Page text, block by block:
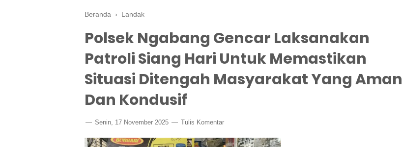
Beranda › Landak
Polsek Ngabang Gencar Laksanakan
Patroli Siang Hari Untuk Memastikan
Situasi Ditengah Masyarakat Yang Aman
Dan Kondusif
Senin, 17 November 2025 Tulis Komentar